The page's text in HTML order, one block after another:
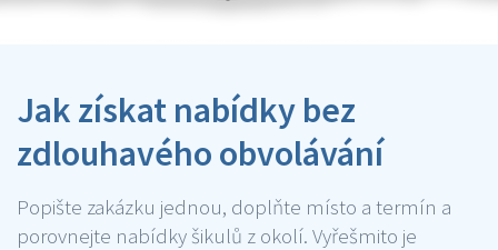
Jak získat nabídky bez
zdlouhavého obvolávání
Popište zakázku jednou, doplňte místo a termín a
porovnejte nabídky šikulů z okolí. Vyřešmito je